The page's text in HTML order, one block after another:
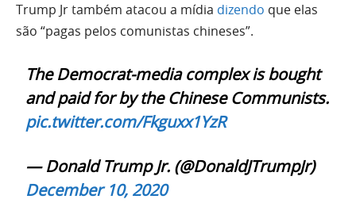
Trump Jr também atacou a mídia dizendo que elas
são “pagas pelos comunistas chineses”.
The Democrat-media complex is bought
and paid for by the Chinese Communists.
pic.twitter.com/Fkguxx1YzR
— Donald Trump Jr. (@DonaldJTrumpJr)
December 10, 2020